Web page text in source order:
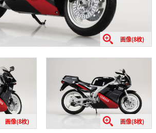
画像(8枚)
画像(8枚) 画像(8枚)